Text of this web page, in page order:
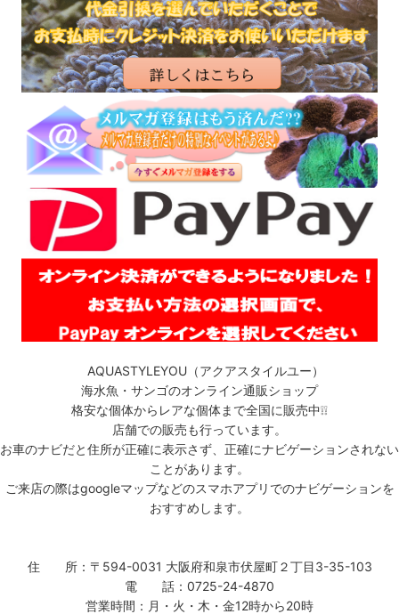
AQUASTYLEYOU（アクアスタイルユー）
海水魚・サンゴのオンライン通販ショップ
格安な個体からレアな個体まで全国に販売中❕❕
店舗での販売も行っています。
お車のナビだと住所が正確に表示さず、正確にナビゲーションされない
ことがあります。
ご来店の際はgoogleマップなどのスマホアプリでのナビゲーションを
おすすめします。
住 所：〒594-0031 大阪府和泉市伏屋町２丁目3-35-103
電 話：0725-24-4870
営業時間：月・火・木・金12時から20時